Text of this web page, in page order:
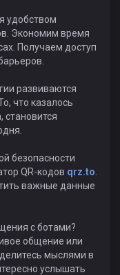
удобством
Экономим время
Получаем доступ
развиваются
что казалось
становится
безопасности
QR-кодов qrz.to
важные данные
с ботами?
общение или
мыслями в
услышать